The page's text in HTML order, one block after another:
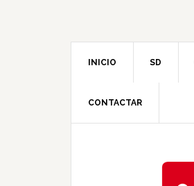
INICIO SD
CONTACTAR